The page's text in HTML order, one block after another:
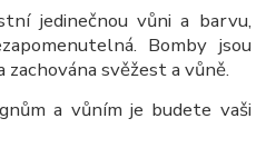
jedinečnou vůni a barvu,
Bomby jsou
svěžest a vůně.
a vůním je budete vaši